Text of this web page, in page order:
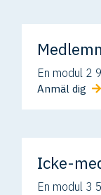
En modul 2
Anmäl dig
Icke-
En modul 3